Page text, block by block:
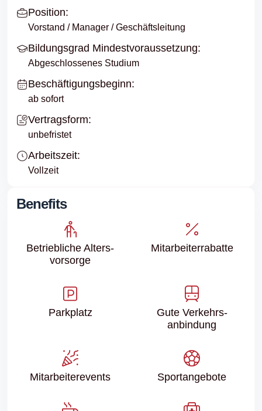
Position:
Vorstand / Manager / Geschäftsleitung
Bildungsgrad Mindestvoraussetzung:
Abgeschlossenes Studium
Beschäftigungsbeginn:
ab sofort
Vertragsform:
unbefristet
Arbeitszeit:
Vollzeit
Benefits
Betriebliche Alters­
vorsorge
Mitarbeiter­rabatte
Parkplatz
Gute Verkehrs­
anbindung
Mitarbeiter­events Sport­angebote